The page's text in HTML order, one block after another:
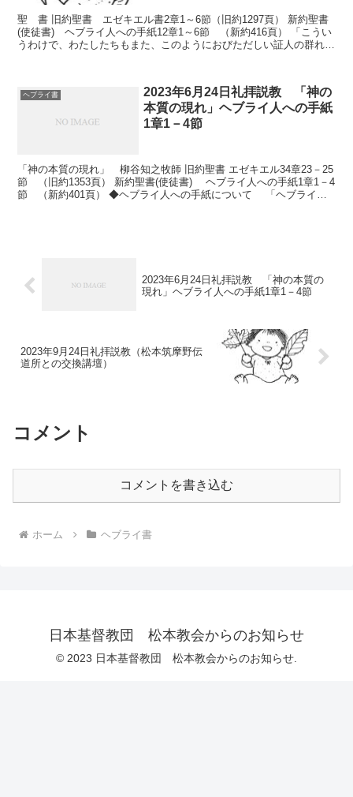
聖 書 旧約聖書 エゼキエル書2章1～6節（旧約1297頁） 新約聖書
(使徒書) ヘブライ人への手紙12章1～6節 （新約416頁） 「こうい
うわけで、わたしたちもまた、このようにおびただしい証人の群れに
ヘブライ書
2023年6月24日礼拝説教 「神の
本質の現れ」ヘブライ人への手紙
1章1－4節
「神の本質の現れ」 柳谷知之牧師 旧約聖書 エゼキエル34章23－25
節 （旧約1353頁） 新約聖書(使徒書) ヘブライ人への手紙1章1－4
節 （新約401頁） ◆ヘブライ人への手紙について 「ヘブライ人
2023年6月24日礼拝説教 「神の本質の
現れ」ヘブライ人への手紙1章1－4節
2023年9月24日礼拝説教（松本筑摩野伝
道所との交換講壇）
コメント
コメントを書き込む
ホーム ヘブライ書
日本基督教団 松本教会からのお知らせ
© 2023 日本基督教団 松本教会からのお知らせ.